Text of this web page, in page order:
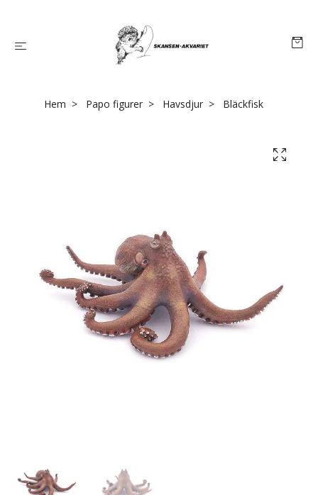
Hem Papo figurer Havsdjur Bläckfisk